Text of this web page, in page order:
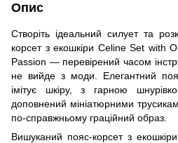
Опис
Створіть ідеальний силует та
корсет з екошкіри Celine Set with
Passion — перевірений часом
не вийде з моди. Елегантний
імітує шкіру, з гарною
доповнений мініатюрними
по-справжньому граційний образ.
Вишуканий пояс-корсет з